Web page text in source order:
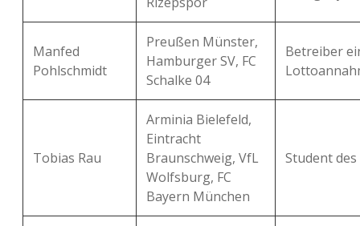
Manfed
Pohlschmidt
Preußen Münster,
Hamburger SV, FC
Schalke 04
Betreiber
Tobias Rau
Arminia Bielefeld,
Eintracht
Braunschweig, VfL
Wolfsburg, FC
Bayern München
Student